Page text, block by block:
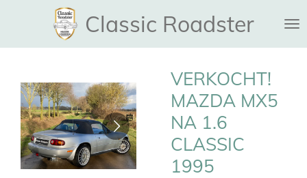
naar
Classic Roadster
VERKOCHT!
MAZDA MX5
NA 1.6
CLASSIC
1995